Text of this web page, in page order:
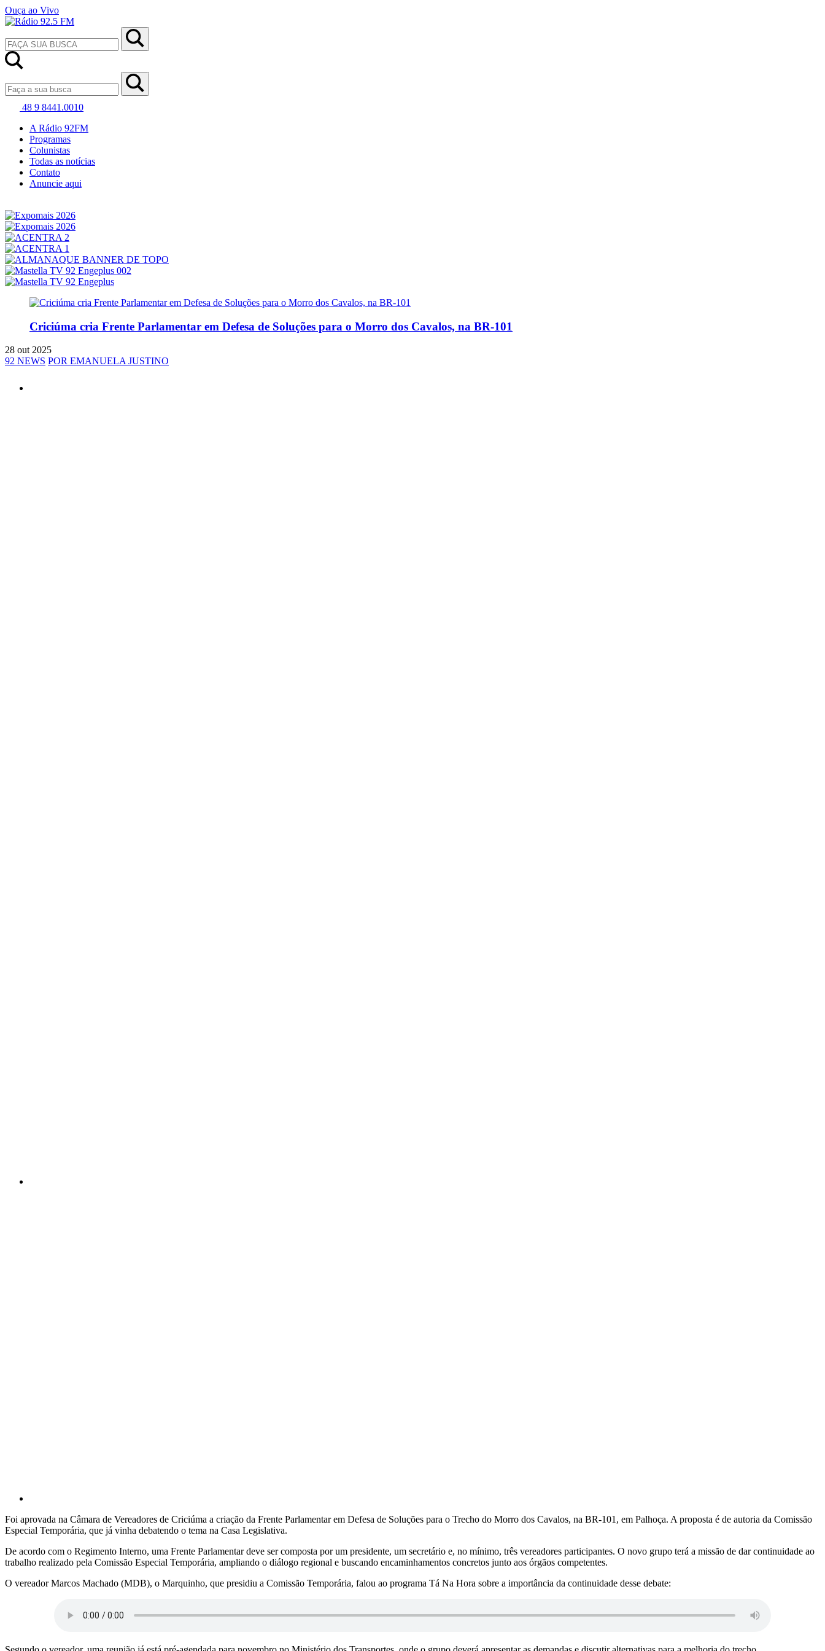
Ouça ao Vivo
48 9 8441.0010
A Rádio 92FM
Programas
Colunistas
Todas as notícias
Contato
Anuncie aqui
Criciúma cria Frente Parlamentar em Defesa de Soluções para o Morro dos Cavalos, na BR-101
28 out 2025
92 NEWS POR EMANUELA JUSTINO
Foi aprovada na Câmara de Vereadores de Criciúma a criação da Frente Parlamentar em Defesa de Soluções para o Trecho do Morro dos Cavalos, na BR-101, em Palhoça. A proposta é de autoria da Comissão
Especial Temporária, que já vinha debatendo o tema na Casa Legislativa.
De acordo com o Regimento Interno, uma Frente Parlamentar deve ser composta por um presidente, um secretário e, no mínimo, três vereadores participantes. O novo grupo terá a missão de dar continuidade ao
trabalho realizado pela Comissão Especial Temporária, ampliando o diálogo regional e buscando encaminhamentos concretos junto aos órgãos competentes.
O vereador Marcos Machado (MDB), o Marquinho, que presidiu a Comissão Temporária, falou ao programa Tá Na Hora sobre a importância da continuidade desse debate: